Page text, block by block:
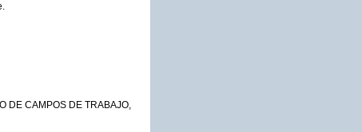
DE CAMPOS DE TRABAJO,